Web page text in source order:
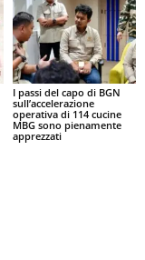
I passi del capo di BGN
sull’accelerazione
operativa di 114 cucine
MBG sono pienamente
apprezzati